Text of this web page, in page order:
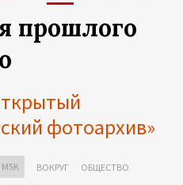
прошлого
фотоархив»
ВОКРУГ ОБЩЕСТВО